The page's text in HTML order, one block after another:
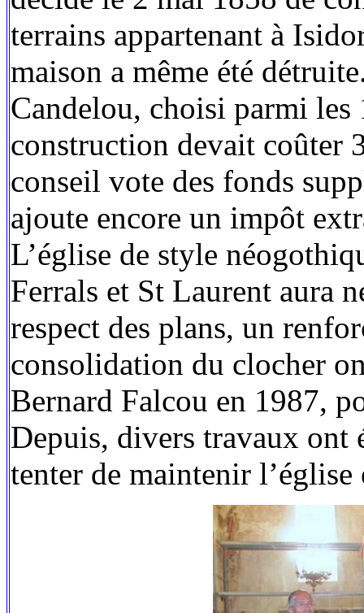
terrains appartenant à
maison a même été
Candelou, choisi parmi les
construction devait coûter
conseil vote des fonds
ajoute encore un impôt
L’église de style
Ferrals et St Laurent aura
respect des plans, un
consolidation du clocher
Bernard Falcou en 1987,
Depuis, divers travaux ont
tenter de maintenir l’église